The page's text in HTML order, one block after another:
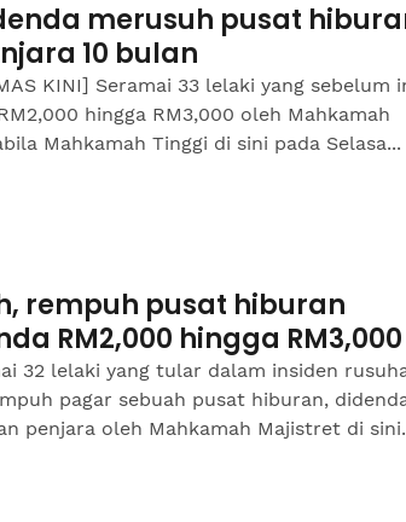
merusuh pusat
10 bulan
KINI] Seramai 33 lelaki yang sebelum
hingga RM3,000 oleh Mahkamah
Mahkamah Tinggi di sini pada Selasa...
rempuh pusat hiburan
RM2,000 hingga RM3,000
32 lelaki yang tular dalam insiden
pagar sebuah pusat hiburan,
penjara oleh Mahkamah Majistret di